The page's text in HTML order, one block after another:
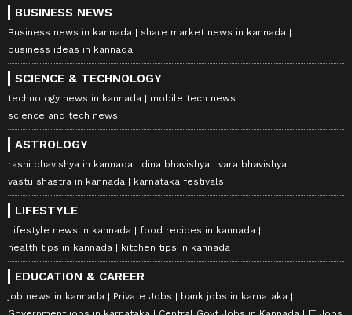
BUSINESS NEWS
Business news in kannada
share market news in kannada
business ideas in kannada
SCIENCE & TECHNOLOGY
technology news in kannada
mobile tech news
science and tech news
ASTROLOGY
rashi bhavishya in kannada dina bhavishya
vara bhavishya
vastu shastra in kannada
karnataka festivals
LIFESTYLE
Lifestyle news in kannada
food recipes in kannada
health tips in kannada
kitchen tips in kannada
EDUCATION & CAREER
job news in kannada Private Jobs
bank jobs in karnataka